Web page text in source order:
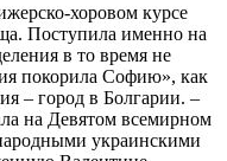
хоровом курсе
Поступила именно на
в то время не
покорила Софию», как
– город в Болгарии. –
на Девятом всемирном
украинскими